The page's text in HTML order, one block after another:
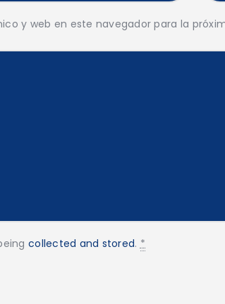
y web en este navegador para la
collected and stored. *